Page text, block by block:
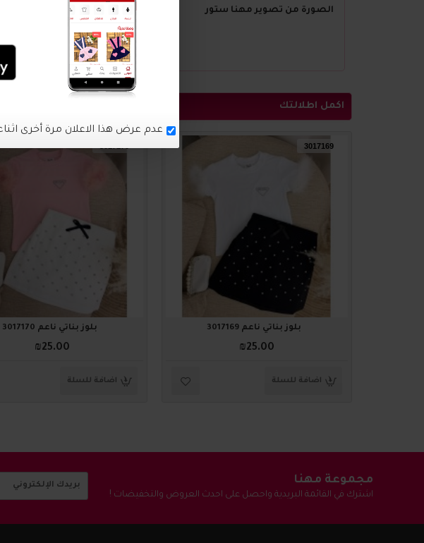
الصورة من تصوير مهنا ستور
اكمل اطلالتك
3017169
بلوز بناتي ناعم 3017169
₪25.00
اضافة للسلة
بلوز بناتي ناعم 3017170
₪25.00
اضافة للسلة
مجموعة مهنا
اشترك في القائمة البريدية واحصل على احدث العروض والتخفيضات !